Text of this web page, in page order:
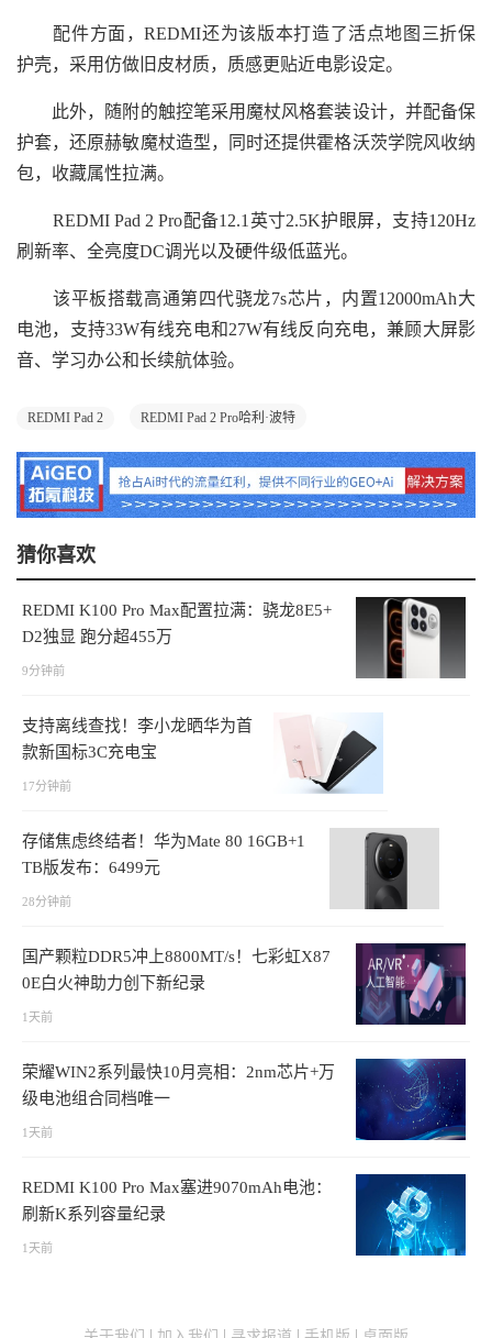
配件方面，REDMI还为该版本打造了活点地图三折保
护壳，采用仿做旧皮材质，质感更贴近电影设定。
此外，随附的触控笔采用魔杖风格套装设计，并配备保
护套，还原赫敏魔杖造型，同时还提供霍格沃茨学院风收纳
包，收藏属性拉满。
REDMI Pad 2 Pro配备12.1英寸2.5K护眼屏，支持120Hz
刷新率、全亮度DC调光以及硬件级低蓝光。
该平板搭载高通第四代骁龙7s芯片，内置12000mAh大
电池，支持33W有线充电和27W有线反向充电，兼顾大屏影
音、学习办公和长续航体验。
REDMI Pad 2 REDMI Pad 2 Pro哈利·波特
猜你喜欢
REDMI K100 Pro Max配置拉满：骁龙8E5+
D2独显 跑分超455万
9分钟前
支持离线查找！李小龙晒华为首
款新国标3C充电宝
17分钟前
存储焦虑终结者！华为Mate 80 16GB+1
TB版发布：6499元
28分钟前
国产颗粒DDR5冲上8800MT/s！七彩虹X87
0E白火神助力创下新纪录
1天前
荣耀WIN2系列最快10月亮相：2nm芯片+万
级电池组合同档唯一
1天前
REDMI K100 Pro Max塞进9070mAh电池：
刷新K系列容量纪录
1天前